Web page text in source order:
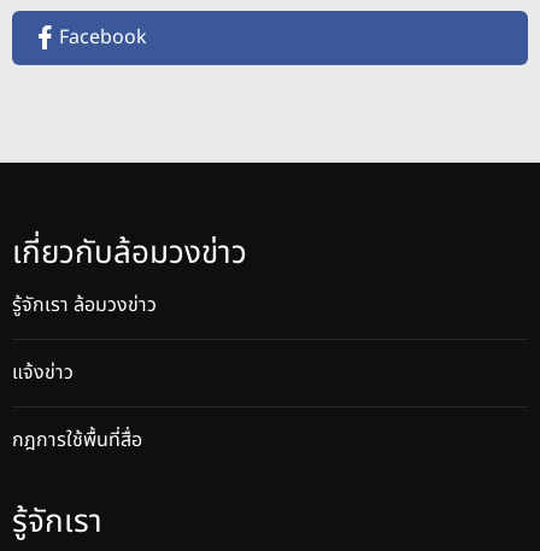
Facebook
เกี่ยวกับล้อมวงข่าว
รู้จักเรา ล้อมวงข่าว
แจ้งข่าว
กฎการใช้พื้นที่สื่อ
รู้จักเรา